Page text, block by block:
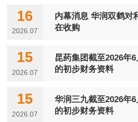
内幕消息 华润双鹤对
在收购
16
2026.07
昆药集团截至2026年
的初步财务资料
15
2026.07
华润三九截至2026年6
的初步财务资料
15
2026.07